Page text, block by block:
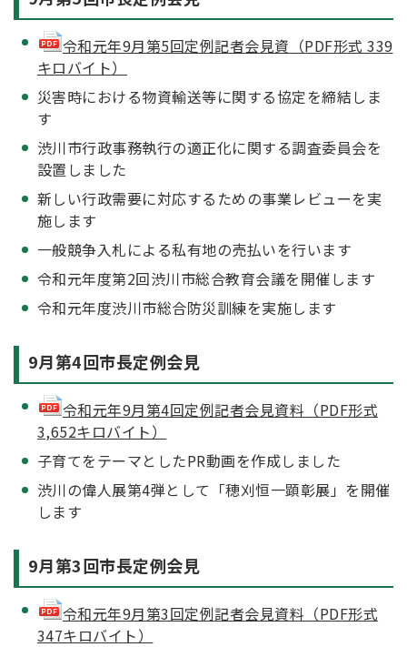
令和元年9月第5回定例記者会見資（PDF形式 339
キロバイト）
災害時における物資輸送等に関する協定を締結しま
す
渋川市行政事務執行の適正化に関する調査委員会を
設置しました
新しい行政需要に対応するための事業レビューを実
施します
一般競争入札による私有地の売払いを行います
令和元年度第2回渋川市総合教育会議を開催します
令和元年度渋川市総合防災訓練を実施します
9月第4回市長定例会見
令和元年9月第4回定例記者会見資料（PDF形式
3,652キロバイト）
子育てをテーマとしたPR動画を作成しました
渋川の偉人展第4弾として「穂刈恒一顕彰展」を開催
します
9月第3回市長定例会見
令和元年9月第3回定例記者会見資料（PDF形式
347キロバイト）